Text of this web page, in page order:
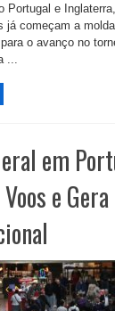
Portugal e
já começam a
o avanço no
...
em
e